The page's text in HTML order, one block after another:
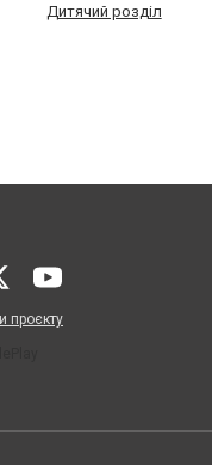
Дитячий розділ
проєкту